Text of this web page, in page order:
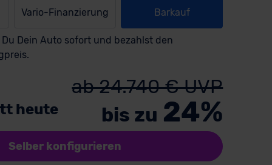
Vario-Finanzierung Barkauf
Dein Auto sofort und bezahlst den
heute
ab 24.740 € UVP
bis zu 24%
Selber konfigurieren